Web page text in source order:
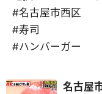
#名古屋市西区
#寿司
#ハンバーガー
名古屋